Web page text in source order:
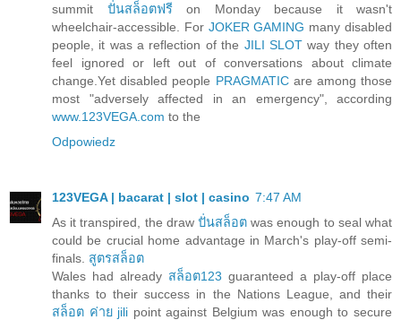
summit ปั่นสล็อตฟรีon Monday because it wasn't
wheelchair-accessible. For JOKER GAMING many disabled
people, it was a reflection of the JILI SLOTway they often
feel ignored or left out of conversations about climate
change.Yet disabled people PRAGMATICare among those
most "adversely affected in an emergency", according
www.123VEGA.com to the
Odpowiedz
123VEGA | bacarat | slot | casino 7:47 AM
As it transpired, the draw ปั่นสล็อต was enough to seal what
could be crucial home advantage in March's play-off semi-
finals. สูตรสล็อต
Wales had already สล็อต123 guaranteed a play-off place
thanks to their success in the Nations League, and their
สล็อต ค่าย jili point against Belgium was enough to secure